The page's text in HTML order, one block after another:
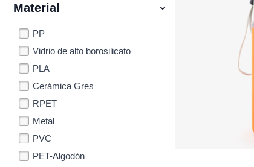
Material
PP
Vidrio de alto borosilicato
PLA
Cerámica Gres
RPET
Metal
PVC
PET-Algodón